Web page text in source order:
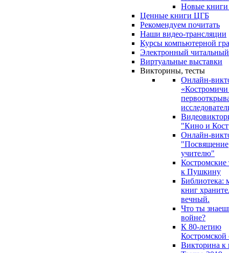
Новые книги
Ценные книги ЦГБ
Рекомендуем почитать
Наши видео-трансляции
Курсы компьютерной
Электронный читальный
Виртуальные выставки
Викторины, тесты
Онлайн-
"Кино и
Онлайн-
"Посвящение
учителю"
к Пушкину
Библиотека:
книг
вечный.
Что ты
войне?
К 80-летию
Костромской
Викторина к